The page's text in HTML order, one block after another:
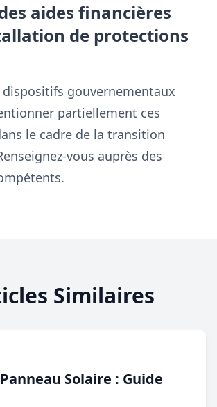
aides financières
de protections
gouvernementaux
partiellement ces
le cadre de la transition
vous auprès des
Similaires
Solaire : Guide